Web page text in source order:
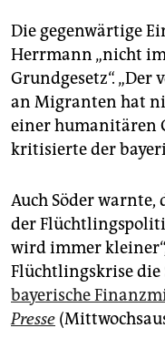
Die gegenwärtige
Herrmann „nicht
Grundgesetz“.
an Migranten hat
einer humanitären
kritisierte der
Auch Söder
der
wird immer
Flüchtlingskrise die
bayerische
Presse